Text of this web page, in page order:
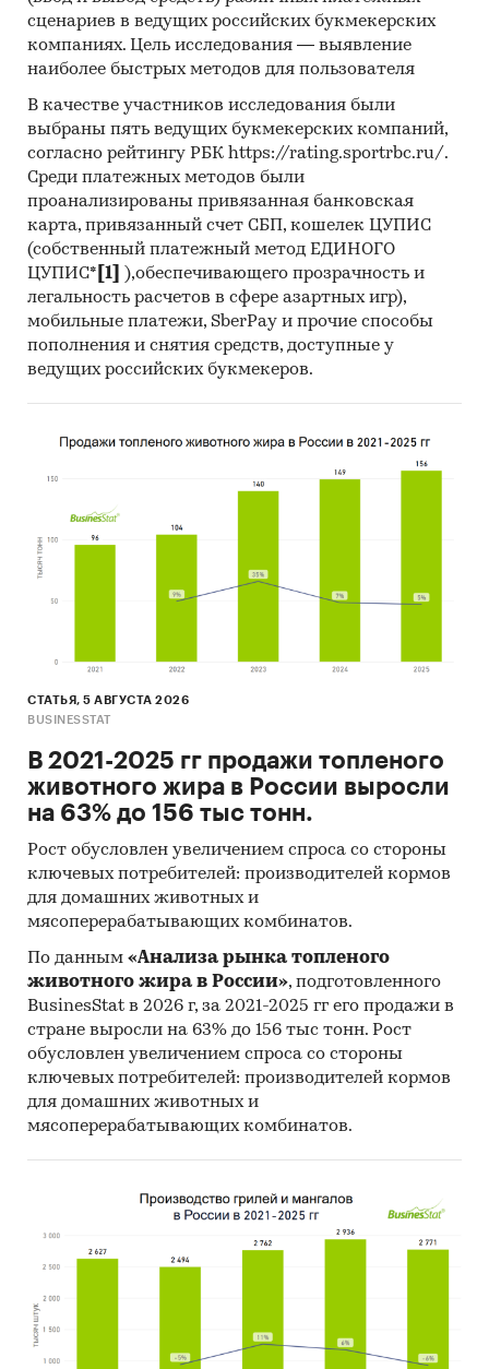
Мониторинг документов:в качестве
основных методов анализа данных выступают
(качественный) контент-анализ интервью и
документов и (2) Квантитативный
(количественный) анализ с применением
пакетов программ, к которым имеет доступ
наше агентство.
Контент-анализ выполняется в рамках
проведения Desk Research (кабинетное
исследование). В общем виде целью
кабинетного исследования является
проанализировать ситуацию на рынке
состояние в настоящее время и в будущем.
Метод анализа данных
Базы данных Федеральной Таможенной
Материалы DataMonitor, EuroMonitor,
Печатные и электронные деловые и
аналитические обзоры.
Экспертные опросы.
Материалы участников отечественного и
мирового рынков.
Результаты исследований маркетинговых и
консалтинговых агентств.
Материалы отраслевых учреждений и базы
данных.
Результаты ценовых мониторингов.
Материалы и базы данных статистики ООН
(United Nations Statistics Division:
Commodity Trade Statistics, Industrial
Commodity Statistics, Food and Agriculture
Фонда (International Monetary Fund).
Материалы Всемирного банка (World Bank).
Материалы Организации экономического
сотрудничества и развития (Organization for
сценариев в ведущих российских букмекерских
компаниях. Цель исследования — выявление
наиболее быстрых методов для пользователя
В качестве участников исследования были
выбраны пять ведущих букмекерских компаний,
согласно рейтингу РБК https://rating.sportrbc.ru/.
Среди платежных методов были
проанализированы привязанная банковская
карта, привязанный счет СБП, кошелек ЦУПИС
(собственный платежный метод ЕДИНОГО
ЦУПИС* [1]
),обеспечивающего прозрачность и
легальность расчетов в сфере азартных игр),
мобильные платежи, SberPay и прочие способы
пополнения и снятия средств, доступные у
ведущих российских букмекеров.
СТАТЬЯ, 5 АВГУСТА 2026
BUSINESSTAT
В 2021-2025 гг продажи топленого
животного жира в России выросли
на 63% до 156 тыс тонн.
Рост обусловлен увеличением спроса со стороны
ключевых потребителей: производителей кормов
для домашних животных и
мясоперерабатывающих комбинатов.
По данным «Анализа рынка топленого
животного жира в России», подготовленного
BusinesStat в 2026 г, за 2021-2025 гг его продажи в
стране выросли на 63% до 156 тыс тонн. Рост
обусловлен увеличением спроса со стороны
ключевых потребителей: производителей кормов
для домашних животных и
мясоперерабатывающих комбинатов.